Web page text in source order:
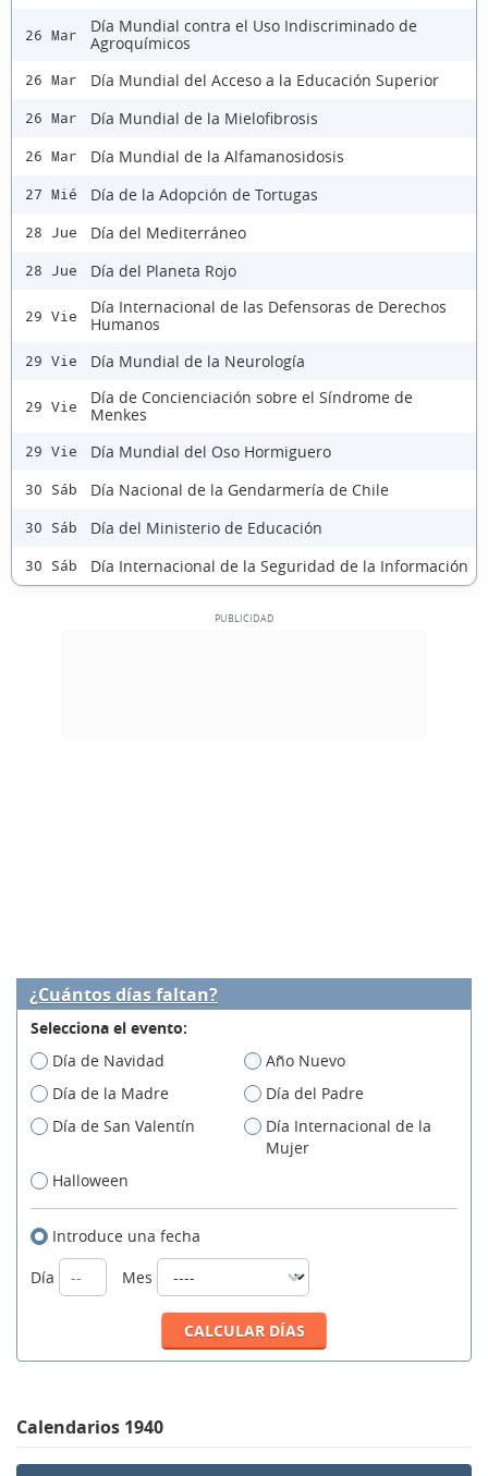
26 Mar
Día Mundial contra el Uso Indiscriminado de
Agroquímicos
26 Mar Día Mundial del Acceso a la Educación Superior
26 Mar Día Mundial de la Mielofibrosis
26 Mar Día Mundial de la Alfamanosidosis
27 Mié Día de la Adopción de Tortugas
28 Jue Día del Mediterráneo
28 Jue Día del Planeta Rojo
29 Vie
Día Internacional de las Defensoras de Derechos
Humanos
29 Vie Día Mundial de la Neurología
29 Vie
Día de Concienciación sobre el Síndrome de
Menkes
29 Vie Día Mundial del Oso Hormiguero
30 Sáb Día Nacional de la Gendarmería de Chile
30 Sáb Día del Ministerio de Educación
30 Sáb Día Internacional de la Seguridad de la Información
¿Cuántos días faltan?
Selecciona el evento:
Día de Navidad
Año Nuevo
Día de la Madre
Día del Padre
Día de San Valentín
Día Internacional de la
Mujer
Halloween
Introduce una fecha
Día
Mes
Calendarios 1940